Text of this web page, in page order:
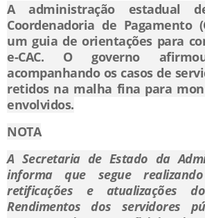
A administração estadual
Coordenadoria de Pagamento
um guia de orientações para
e-CAC. O governo
acompanhando os casos de
retidos na malha fina para
envolvidos.
NOTA
A Secretaria de Estado da
informa que segue
retificações e atualizações
Rendimentos dos servidores